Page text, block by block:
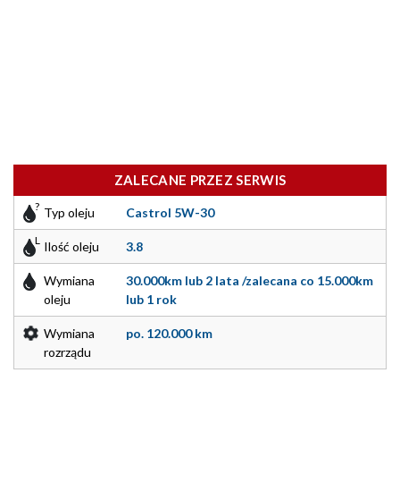
ZALECANE PRZEZ SERWIS
Typ oleju Castrol 5W-30
Ilość oleju 3.8
Wymiana
oleju
30.000km lub 2 lata /zalecana co 15.000km
lub 1 rok
Wymiana
rozrządu
po. 120.000 km